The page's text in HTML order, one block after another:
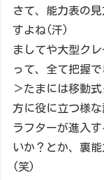
さて、能力表の
すよね(汗)
ましてや大型ク
って、全て把握
＞たまには移動
方に役に立つ様
ラフターが進入
いか？とか、裏
(笑)